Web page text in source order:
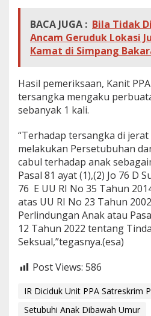
d
a
n
BACA JUGA : Bila Tidak
Ancam Geruduk Lokasi
Kamat di Simpang
Hasil pemeriksaan, Kanit
tersangka mengaku
sebanyak 1 kali.
“Terhadap tersangka di
melakukan Persetubuhan
cabul terhadap anak
Pasal 81 ayat (1),(2) Jo 76 D
76 E UU RI No 35 Tahun
atas UU RI No 23 Tahun
Perlindungan Anak atau
12 Tahun 2022 tentang
Seksual,”tegasnya.(esa)
Post Views: 586
IR Diciduk Unit PPA Satreskrim
Setubuhi Anak Dibawah Umur